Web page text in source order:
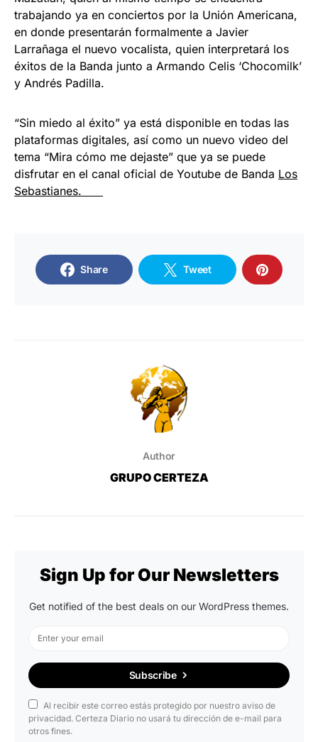
trabajando ya en conciertos por la Unión Americana,
en donde presentarán formalmente a Javier
Larrañaga el nuevo vocalista, quien interpretará los
éxitos de la Banda junto a Armando Celis ‘Chocomilk’
y Andrés Padilla.
“Sin miedo al éxito” ya está disponible en todas las
plataformas digitales, así como un nuevo video del
tema “Mira cómo me dejaste” que ya se puede
disfrutar en el canal oficial de Youtube de Banda Los
Sebastianes.
Share Tweet
Author
GRUPO CERTEZA
Sign Up for Our Newsletters
Get notified of the best deals on our WordPress themes.
Subscribe
Al recibir este correo estás protegido por nuestro aviso de
privacidad. Certeza Diario no usará tu dirección de e-mail para
otros fines.